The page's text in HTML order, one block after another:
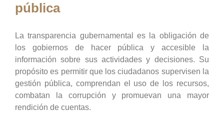
pública
La transparencia gubernamental es la obligación de
los gobiernos de hacer pública y accesible la
información sobre sus actividades y decisiones. Su
propósito es permitir que los ciudadanos supervisen la
gestión pública, comprendan el uso de los recursos,
combatan la corrupción y promuevan una mayor
rendición de cuentas.